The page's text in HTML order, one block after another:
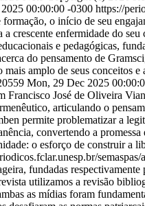
00:00:00 -0300 https://
o início de seu
enfermidade do seu
e pedagógicas,
do pensamento de
amplo de seus conceitos
Mon, 29 Dec 2025
José de Oliveira
articulando o
permite problematizar a
convertendo a
o esforço de construir a
fundadas
utilizamos a revisão
as mídias foram